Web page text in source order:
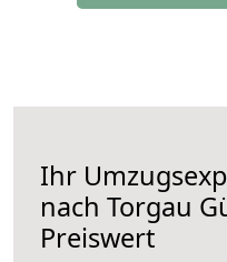
Ihr
nach Torgau
Preiswert